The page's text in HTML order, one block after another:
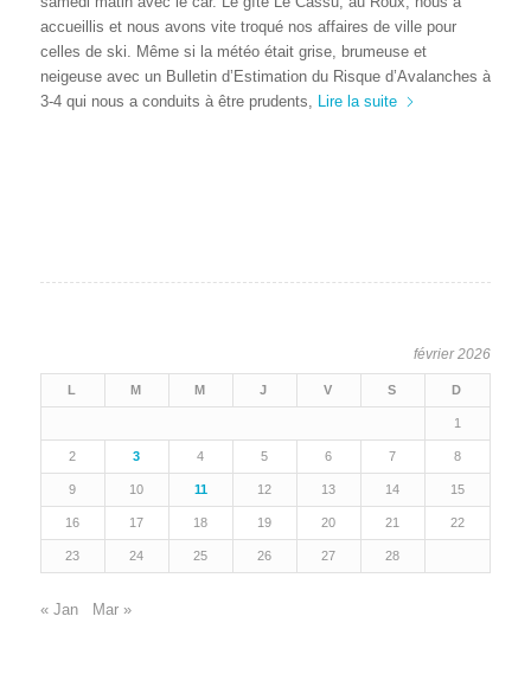
accueillis et nous avons vite troqué nos affaires de ville pour
celles de ski. Même si la météo était grise, brumeuse et
neigeuse avec un Bulletin d’Estimation du Risque d’Avalanches à
3-4 qui nous a conduits à être prudents, Lire la suite
février 2026
L M M J V S D
1
2 3 4 5 6 7 8
9 10 11 12 13 14 15
16 17 18 19 20 21 22
23 24 25 26 27 28
« Jan Mar »